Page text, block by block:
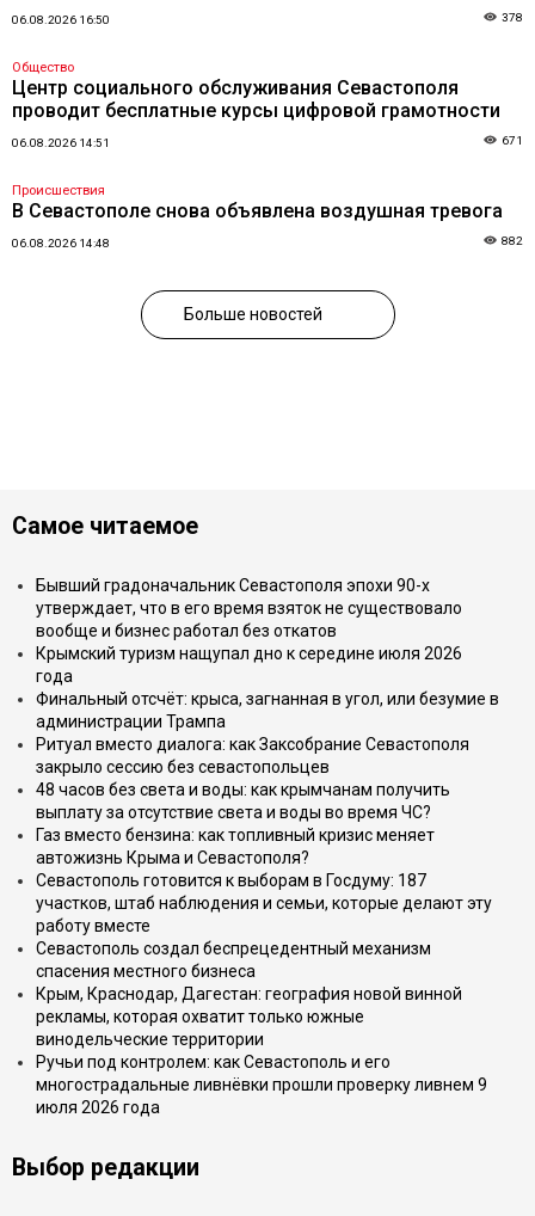
06.08.2026 16:50 378
Общество
Центр социального обслуживания Севастополя
проводит бесплатные курсы цифровой грамотности
06.08.2026 14:51 671
Происшествия
В Севастополе снова объявлена воздушная тревога
06.08.2026 14:48 882
Больше новостей
Самое читаемое
Бывший градоначальник Севастополя эпохи 90-х
утверждает, что в его время взяток не существовало
вообще и бизнес работал без откатов
Крымский туризм нащупал дно к середине июля 2026
года
Финальный отсчёт: крыса, загнанная в угол, или безумие в
администрации Трампа
Ритуал вместо диалога: как Заксобрание Севастополя
закрыло сессию без севастопольцев
48 часов без света и воды: как крымчанам получить
выплату за отсутствие света и воды во время ЧС?
Газ вместо бензина: как топливный кризис меняет
автожизнь Крыма и Севастополя?
Севастополь готовится к выборам в Госдуму: 187
участков, штаб наблюдения и семьи, которые делают эту
работу вместе
Севастополь создал беспрецедентный механизм
спасения местного бизнеса
Крым, Краснодар, Дагестан: география новой винной
рекламы, которая охватит только южные
винодельческие территории
Ручьи под контролем: как Севастополь и его
многострадальные ливнёвки прошли проверку ливнем 9
июля 2026 года
Выбор редакции